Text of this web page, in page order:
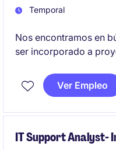
Temporal
Nos encontramos en
ser incorporado a
en la Banca.Ver Empleo
IT Support Analyst-